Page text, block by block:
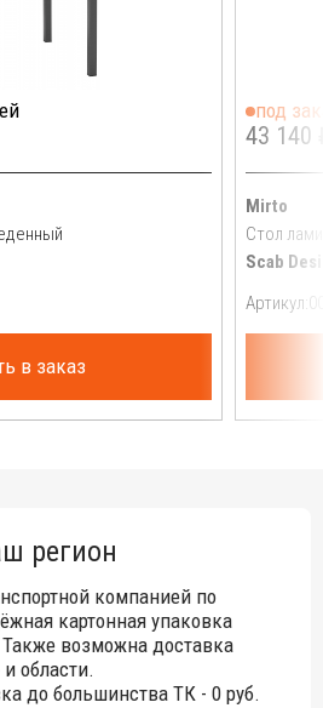
в заказ
под
43 140
Mirto
Стол
Scab
Артикул:
регион
компанией по
картонная упаковка
возможна доставка
области.
до большинства ТК - 0 руб.